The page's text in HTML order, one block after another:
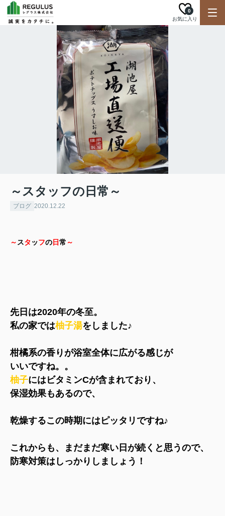
お気に入り
0
～スタッフの日常～
ブログ 2020.12.22
～ スタ ッフの日常 ～
先日は2020年の冬至。
私の家では柚子湯をしました♪
柑橘系の香りが浴室全体に広がる感じが
いいですね。。
柚子にはビタミンCが含まれており、
保湿効果もあるので、
乾燥するこの時期にはピッタリですね♪
これからも、まだまだ寒い日が続くと思うので、
防寒対策はしっかりしましょう！